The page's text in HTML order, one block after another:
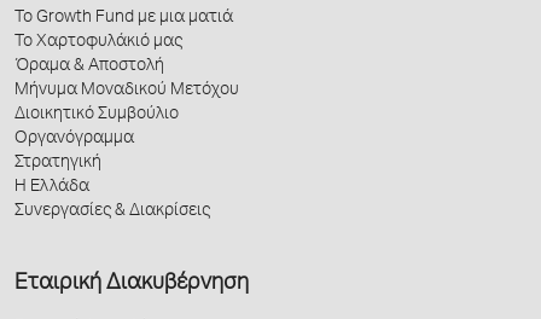
Το Growth Fund με μια ματιά
Το Χαρτοφυλάκιό μας
Όραμα & Αποστολή
Μήνυμα Μοναδικού Μετόχου
Διοικητικό Συμβούλιο
Οργανόγραμμα
Στρατηγική
Η Ελλάδα
Συνεργασίες & Διακρίσεις
Εταιρική Διακυβέρνηση